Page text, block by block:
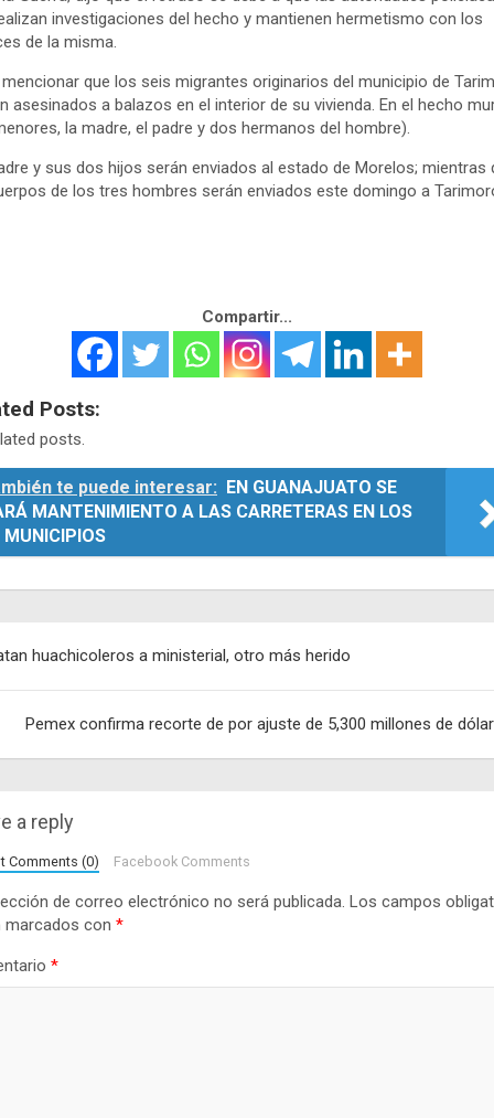
investigaciones del hecho y mantienen hermetismo con los
de la misma.
mencionar que los seis migrantes originarios del municipio de
asesinados a balazos en el interior de su vivienda. En el hecho
la madre, el padre y dos hermanos del hombre).
y sus dos hijos serán enviados al estado de Morelos; mientras
de los tres hombres serán enviados este domingo a
Compartir...
Posts:
posts.
te puede interesar: EN GUANAJUATO SE
MANTENIMIENTO A LAS CARRETERAS EN LOS
MUNICIPIOS
huachicoleros a ministerial, otro más herido
Pemex confirma recorte de por ajuste de 5,300 millones de
a reply
Comments (0) Facebook Comments
de correo electrónico no será publicada. Los campos
marcados con *
*